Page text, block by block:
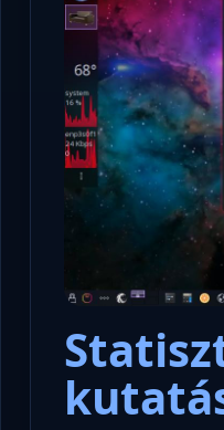
Nyílt levél Tanács
úrnak, az oktatás és